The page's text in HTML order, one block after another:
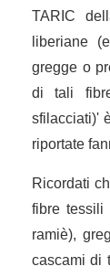
TARIC
liberiane
gregge o
di tali
sfilacciati)'
riportate
Ricordati
fibre tessili
ramiè),
cascami di